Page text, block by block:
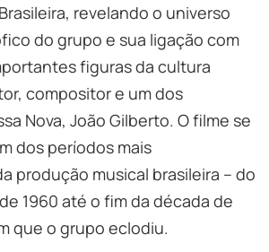
revelando o universo
do grupo e sua ligação com
figuras da cultura
compositor e um dos
Nova, João Gilberto. O filme se
dos períodos mais
produção musical brasileira – do
1960 até o fim da década de
que o grupo eclodiu.